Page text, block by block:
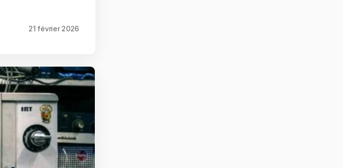
21 février 2026